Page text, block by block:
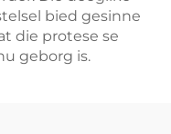
bied gesinne
die protese se
geborg is.